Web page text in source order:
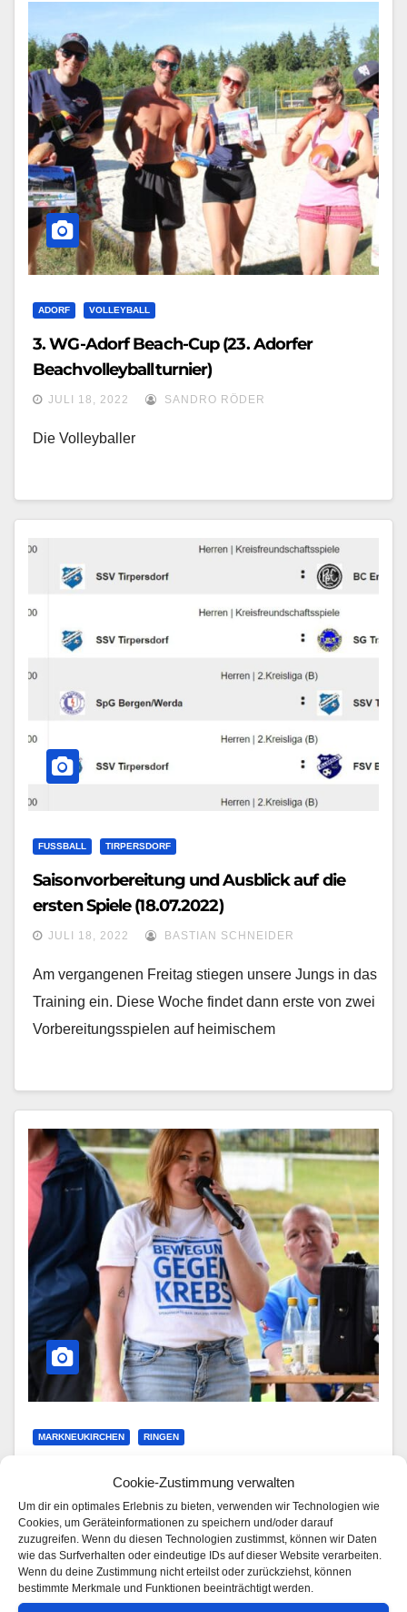
Cookie-Zustimmung verwalten
Um dir ein optimales Erlebnis zu bieten, verwenden wir Technologien wie
Cookies, um Geräteinformationen zu speichern und/oder darauf
zuzugreifen. Wenn du diesen Technologien zustimmst, können wir Daten
wie das Surfverhalten oder eindeutige IDs auf dieser Website verarbeiten.
Wenn du deine Zustimmung nicht erteilst oder zurückziehst, können
bestimmte Merkmale und Funktionen beeinträchtigt werden.
ADORF VOLLEYBALL
3. WG-Adorf Beach-Cup (23. Adorfer
Beachvolleyballturnier)
JULI 18, 2022 SANDRO RÖDER
Die Volleyballer
FUSSBALL TIRPERSDORF
Saisonvorbereitung und Ausblick auf die
ersten Spiele (18.07.2022)
JULI 18, 2022 BASTIAN SCHNEIDER
Am vergangenen Freitag stiegen unsere Jungs in das
Training ein. Diese Woche findet dann erste von zwei
Vorbereitungsspielen auf heimischem
MARKNEUKIRCHEN RINGEN
JULI 15, 2022 ANTONIO PETZOLD
Der Aktionstag vom 09.07.2022 auf dem
Schwimmbad-Sportplatz Markneukirchen war trotz